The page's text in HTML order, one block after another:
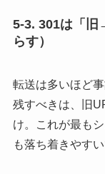
5-3. 301は「旧
らす）
転送は多いほど事
残すべきは、旧
け。これが最も
も落ち着きやすい